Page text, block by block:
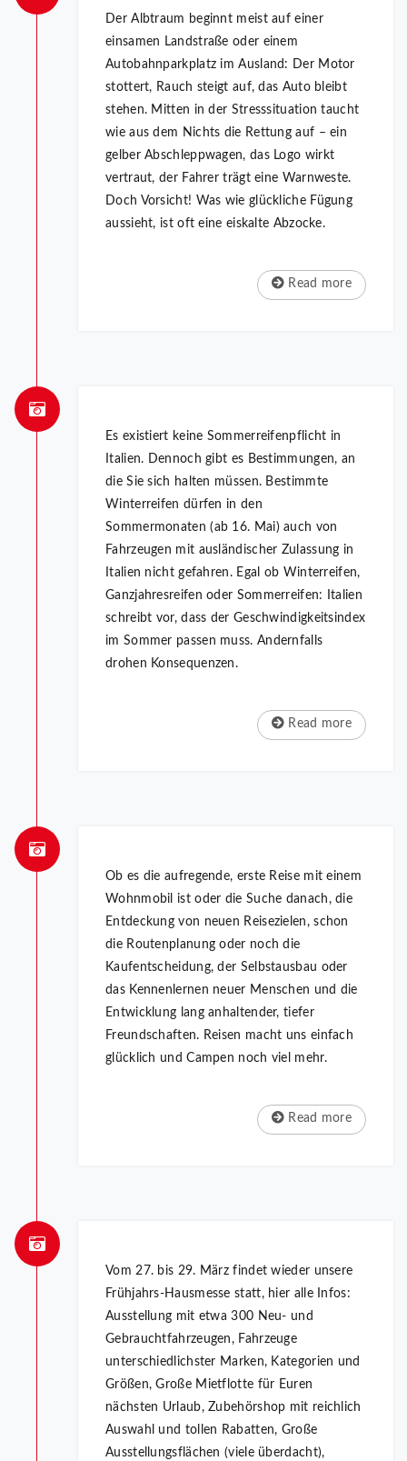
Der Albtraum beginnt meist auf einer
einsamen Landstraße oder einem
Autobahnparkplatz im Ausland: Der Motor
stottert, Rauch steigt auf, das Auto bleibt
stehen. Mitten in der Stresssituation taucht
wie aus dem Nichts die Rettung auf – ein
gelber Abschleppwagen, das Logo wirkt
vertraut, der Fahrer trägt eine Warnweste.
Doch Vorsicht! Was wie glückliche Fügung
aussieht, ist oft eine eiskalte Abzocke.
Read more
Es existiert keine Sommerreifenpflicht in
Italien. Dennoch gibt es Bestimmungen, an
die Sie sich halten müssen. Bestimmte
Winterreifen dürfen in den
Sommermonaten (ab 16. Mai) auch von
Fahrzeugen mit ausländischer Zulassung in
Italien nicht gefahren. Egal ob Winterreifen,
Ganzjahresreifen oder Sommerreifen: Italien
schreibt vor, dass der Geschwindigkeitsindex
im Sommer passen muss. Andernfalls
drohen Konsequenzen.
Read more
Ob es die aufregende, erste Reise mit einem
Wohnmobil ist oder die Suche danach, die
Entdeckung von neuen Reisezielen, schon
die Routenplanung oder noch die
Kaufentscheidung, der Selbstausbau oder
das Kennenlernen neuer Menschen und die
Entwicklung lang anhaltender, tiefer
Freundschaften. Reisen macht uns einfach
glücklich und Campen noch viel mehr.
Read more
Vom 27. bis 29. März findet wieder unsere
Frühjahrs-Hausmesse statt, hier alle Infos:
Ausstellung mit etwa 300 Neu- und
Gebrauchtfahrzeugen, Fahrzeuge
unterschiedlichster Marken, Kategorien und
Größen, Große Mietflotte für Euren
nächsten Urlaub, Zubehörshop mit reichlich
Auswahl und tollen Rabatten, Große
Ausstellungsflächen (viele überdacht),